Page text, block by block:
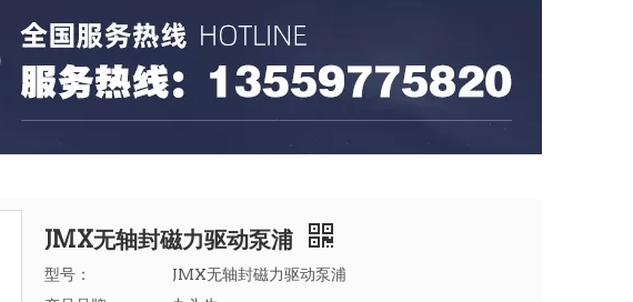
JMX无轴封磁力驱动泵浦
型号：
JMX无轴封磁力驱动泵浦